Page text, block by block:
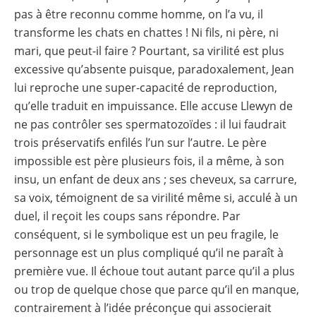
pas à être reconnu comme homme, on l’a vu, il
transforme les chats en chattes ! Ni fils, ni père, ni
mari, que peut-il faire ? Pourtant, sa virilité est plus
excessive qu’absente puisque, paradoxalement, Jean
lui reproche une super-capacité de reproduction,
qu’elle traduit en impuissance. Elle accuse Llewyn de
ne pas contrôler ses spermatozoïdes : il lui faudrait
trois préservatifs enfilés l’un sur l’autre. Le père
impossible est père plusieurs fois, il a même, à son
insu, un enfant de deux ans ; ses cheveux, sa carrure,
sa voix, témoignent de sa virilité même si, acculé à un
duel, il reçoit les coups sans répondre. Par
conséquent, si le symbolique est un peu fragile, le
personnage est un plus compliqué qu’il ne paraît à
première vue. Il échoue tout autant parce qu’il a plus
ou trop de quelque chose que parce qu’il en manque,
contrairement à l’idée préconçue qui associerait